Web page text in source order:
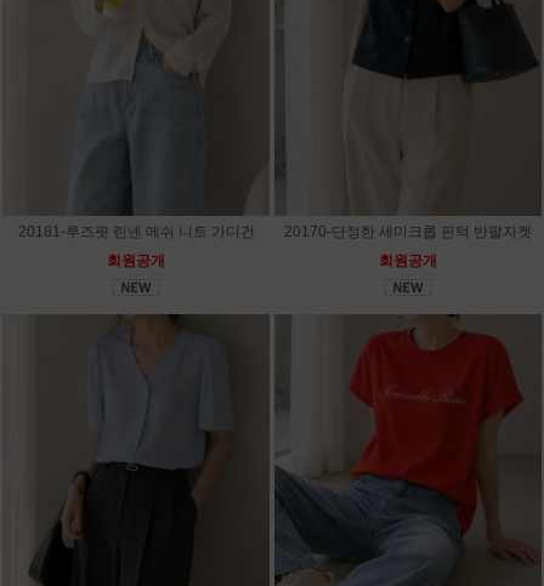
20181-루즈핏 린넨 메쉬 니트 가디건
회원공개
20170-단정한 세미크롭 핀턱 반팔자켓
회원공개